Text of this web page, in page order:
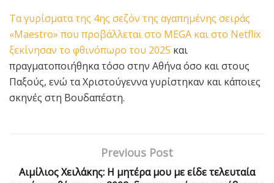
Τα γυρίσματα της 4ης σεζόν της αγαπημένης σειράς
«Maestro» που προβάλλεται στο MEGA και στο Netflix
ξεκίνησαν το φθινόπωρο του 2025 και
πραγματοποιήθηκα τόσο στην Αθήνα όσο και στους
Παξούς, ενώ τα Χριστούγεννα γυρίστηκαν και κάποιες
σκηνές στη Βουδαπέστη.
Previous Post
Αιμίλιος Χειλάκης: Η μητέρα μου με είδε τελευταία